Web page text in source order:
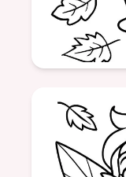
automne